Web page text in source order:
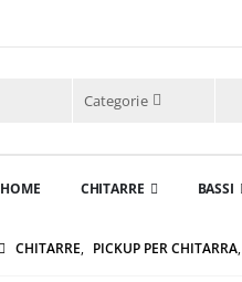
Categorie
HOME CHITARRE BASSI
CHITARRE, PICKUP PER CHITARRA,